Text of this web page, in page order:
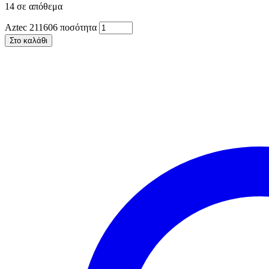
14 σε απόθεμα
Aztec 211606 ποσότητα
Στο καλάθι